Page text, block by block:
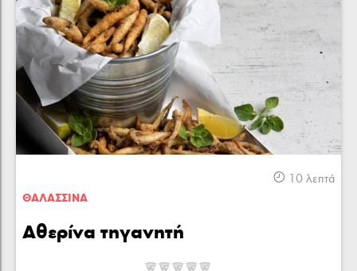
Περιορίστε τα αποτελέσματα αναζήτησης επιλέγοντας
κατηγορίες:
10 λεπτά
ΘΑΛΑΣΣΙΝA
Αθερίνα τηγανητή